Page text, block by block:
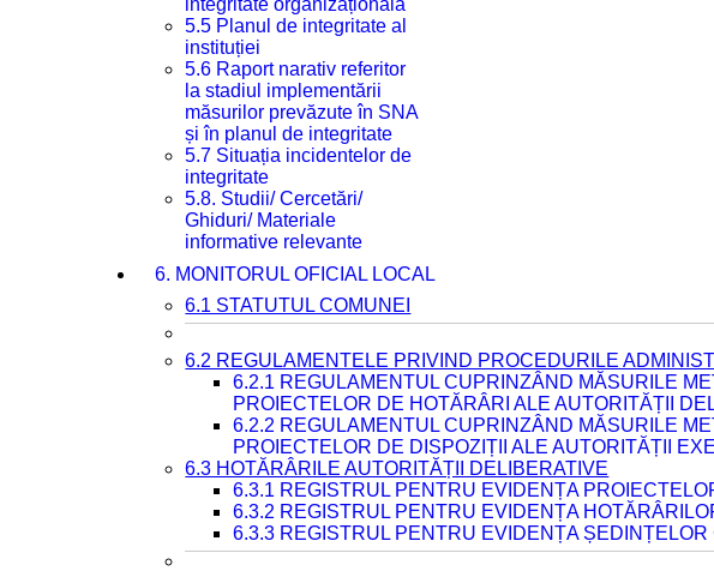
integritate organizațională
5.5 Planul de integritate al
instituției
5.6 Raport narativ referitor
la stadiul implementării
măsurilor prevăzute în SNA
și în planul de integritate
5.7 Situația incidentelor de
integritate
5.8. Studii/ Cercetări/
Ghiduri/ Materiale
informative relevante
6. MONITORUL OFICIAL LOCAL
6.1 STATUTUL COMUNEI
6.2 REGULAMENTELE PRIVIND PROCEDURILE
6.2.1 REGULAMENTUL CUPRINZÂND MĂSURILE
PROIECTELOR DE HOTĂRÂRI ALE AUTORITĂȚII
6.2.2 REGULAMENTUL CUPRINZÂND MĂSURILE
PROIECTELOR DE DISPOZIȚII ALE AUTORITĂȚII
6.3 HOTĂRÂRILE AUTORITĂȚII DELIBERATIVE
6.3.1 REGISTRUL PENTRU EVIDENȚA
6.3.2 REGISTRUL PENTRU EVIDENȚA
6.3.3 REGISTRUL PENTRU EVIDENȚA